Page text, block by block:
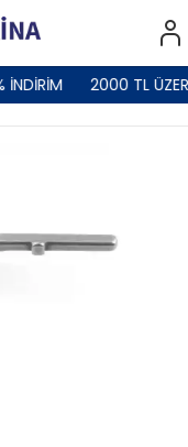
İNDİRİM 2000 TL